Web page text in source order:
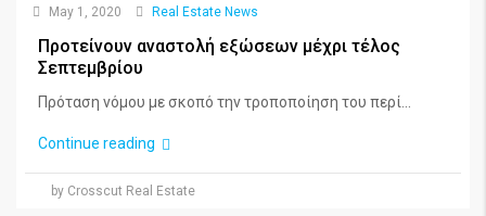
May 1, 2020 Real Estate News
Προτείνουν αναστολή εξώσεων μέχρι τέλος
Σεπτεμβρίου
Πρόταση νόμου με σκοπό την τροποποίηση του περί...
Continue reading
by Crosscut Real Estate